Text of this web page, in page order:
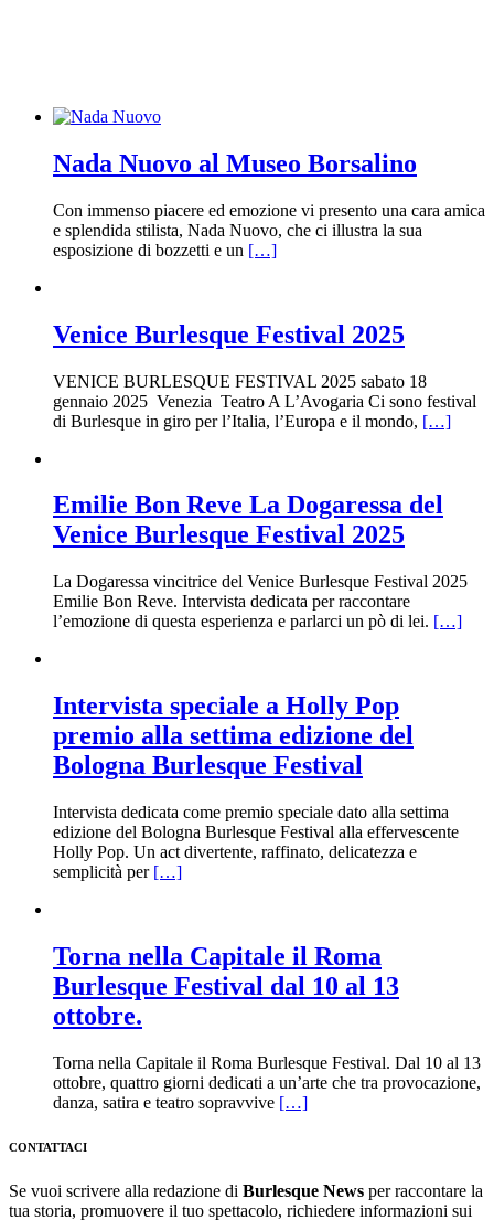
Nada Nuovo al Museo Borsalino
Con immenso piacere ed emozione vi presento una cara amica
e splendida stilista, Nada Nuovo, che ci illustra la sua
esposizione di bozzetti e un […]
Venice Burlesque Festival 2025
VENICE BURLESQUE FESTIVAL 2025 sabato 18
gennaio 2025 Venezia Teatro A L’Avogaria Ci sono festival
di Burlesque in giro per l’Italia, l’Europa e il mondo, […]
Emilie Bon Reve La Dogaressa del
Venice Burlesque Festival 2025
La Dogaressa vincitrice del Venice Burlesque Festival 2025
Emilie Bon Reve. Intervista dedicata per raccontare
l’emozione di questa esperienza e parlarci un pò di lei. […]
Intervista speciale a Holly Pop
premio alla settima edizione del
Bologna Burlesque Festival
Intervista dedicata come premio speciale dato alla settima
edizione del Bologna Burlesque Festival alla effervescente
Holly Pop. Un act divertente, raffinato, delicatezza e
semplicità per […]
Torna nella Capitale il Roma
Burlesque Festival dal 10 al 13
ottobre.
Torna nella Capitale il Roma Burlesque Festival. Dal 10 al 13
ottobre, quattro giorni dedicati a un’arte che tra provocazione,
danza, satira e teatro sopravvive […]
CONTATTACI
Se vuoi scrivere alla redazione di Burlesque News per raccontare la
tua storia, promuovere il tuo spettacolo, richiedere informazioni sui